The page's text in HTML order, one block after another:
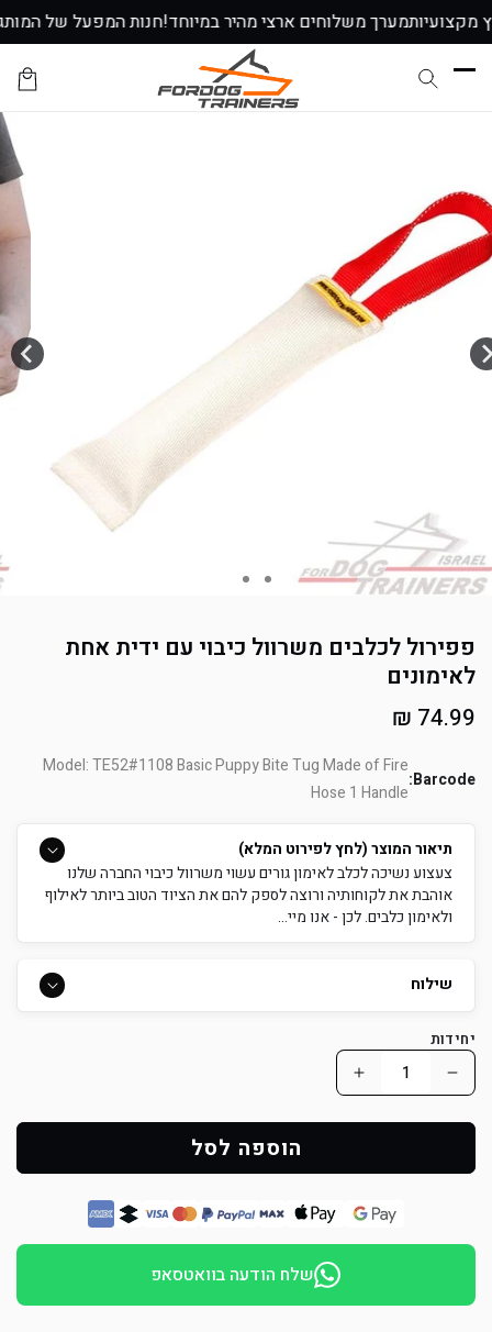
דלג
לתוכן
מקצועיותמערך משלוחים ארצי מהיר במיוחד!חנות המפעל של
עגלת
הקניות
פפירול לכלבים משרוול כיבוי עם ידית אחת
לאימונים
מחיר
74.99 ₪
Barcode:
Model: TE52#1108 Basic Puppy Bite Tug Made of Fire
Hose 1 Handle
תיאור המוצר (לחץ לפירוט המלא)
צעצוע נשיכה לכלב לאימון גורים עשוי משרוול כיבוי החברה שלנו
אוהבת את לקוחותיה ורוצה לספק להם את הציוד הטוב ביותר לאילוף
ולאימון כלבים. לכן - אנו מיי...
שילוח
יחידות
הפחת
כמות
פפירול
לכלבים
הוסף
כמות
פפירול
לכלבים
כיבוי
עם
הוספה לסל
שלח הודעה בוואטסאפ